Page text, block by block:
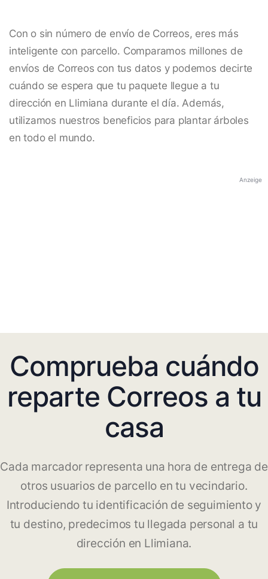
Con o sin número de envío de Correos, eres más
inteligente con parcello. Comparamos millones de
envíos de Correos con tus datos y podemos decirte
cuándo se espera que tu paquete llegue a tu
dirección en Llimiana durante el día. Además,
utilizamos nuestros beneficios para plantar árboles
en todo el mundo.
Anzeige
Comprueba cuándo
reparte Correos a tu
casa
Cada marcador representa una hora de entrega de
otros usuarios de parcello en tu vecindario.
Introduciendo tu identificación de seguimiento y
tu destino, predecimos tu llegada personal a tu
dirección en Llimiana.